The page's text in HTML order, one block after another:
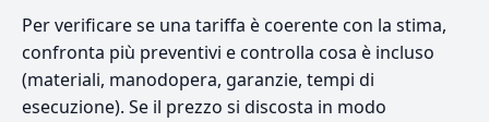
Per verificare se una tariffa è coerente con la stima,
confronta più preventivi e controlla cosa è incluso
(materiali, manodopera, garanzie, tempi di
esecuzione). Se il prezzo si discosta in modo